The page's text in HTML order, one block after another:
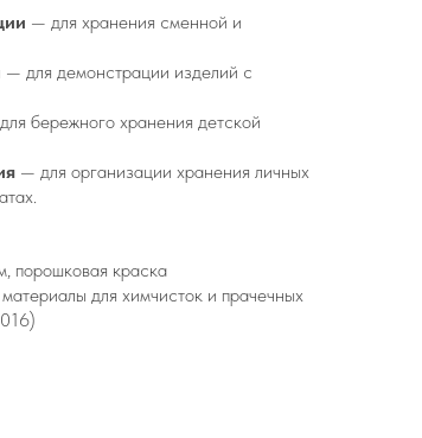
— для хранения сменной и
— для демонстрации изделий с
бережного хранения детской
— для организации хранения личных
порошковая краска
для химчисток и прачечных